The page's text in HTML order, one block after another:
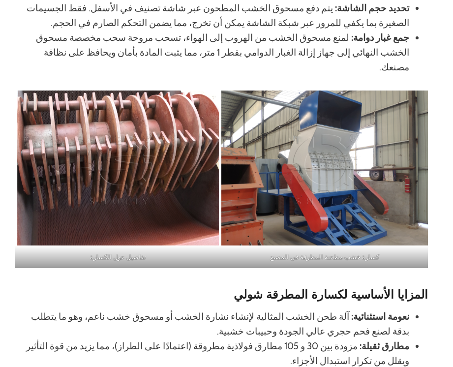
تحديد حجم الشاشة: يتم دفع مسحوق الخشب المطحون عبر شاشة تصنيف في الأسفل. فقط الجسيمات
الصغيرة بما يكفي للمرور عبر شبكة الشاشة يمكن أن تخرج، مما يضمن التحكم الصارم في الحجم.
جمع غبار دوامة: لمنع مسحوق الخشب من الهروب إلى الهواء، تسحب مروحة سحب مخصصة مسحوق
الخشب النهائي إلى جهاز إزالة الغبار الدوامي بقطر 1 متر، مما يثبت المادة بأمان ويحافظ على نظافة
مصنعك.
كسارة خشب مطحنة المطرقة في المصنع تفاصيل حول الكسارة
المزايا الأساسية لكسارة المطرقة شولي
نعومة استثنائية: آلة طحن الخشب المثالية لإنشاء نشارة الخشب أو مسحوق خشب ناعم، وهو ما يتطلب
بدقة لصنع فحم حجري عالي الجودة وحبيبات خشبية.
مطارق ثقيلة:
مزودة بين 30 و 105 مطارق فولاذية مطروقة (اعتمادًا على الطراز)، مما يزيد من قوة التأثير
ويقلل من تكرار استبدال الأجزاء.